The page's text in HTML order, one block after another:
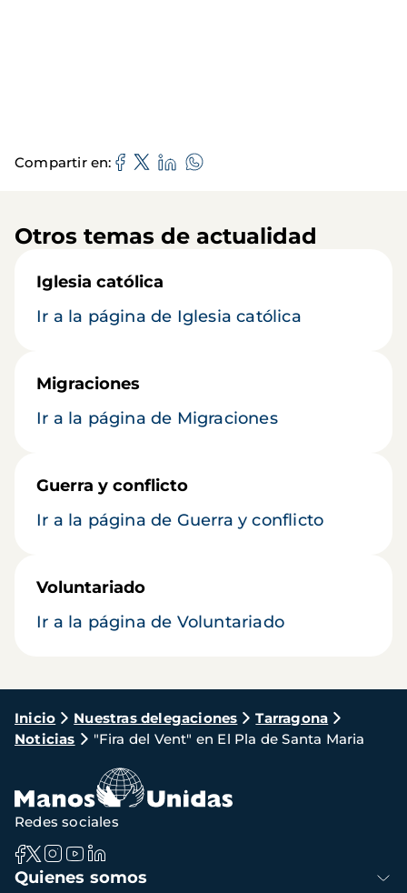
Compartir en
Otros temas de actualidad
Iglesia católica
Ir a la página de Iglesia católica
Migraciones
Ir a la página de Migraciones
Guerra y conflicto
Ir a la página de Guerra y conflicto
Voluntariado
Ir a la página de Voluntariado
Ruta
de
navegación
Inicio Nuestras delegaciones
Tarragona
Noticias
"Fira del Vent" en El Pla de Santa Maria
Navegación
Quienes somos
Redes sociales